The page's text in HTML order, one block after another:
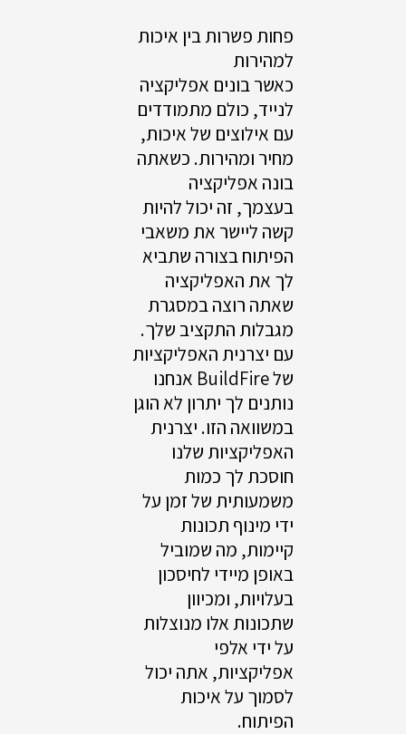
פחות פשרות בין איכות
למהירות
כאשר בונים אפליקציה
לנייד, כולם מתמודדים
עם אילוצים של איכות,
מחיר ומהירות. כשאתה
בונה אפליקציה
בעצמך, זה יכול להיות
קשה ליישר את משאבי
הפיתוח בצורה שתביא
לך את האפליקציה
שאתה רוצה במסגרת
מגבלות התקציב שלך.
עם יצרנית האפליקציות
של BuildFire אנחנו
נותנים לך יתרון לא הוגן
במשוואה הזו. יצרנית
האפליקציות שלנו
חוסכת לך כמות
משמעותית של זמן על
ידי מינוף תכונות
קיימות, מה שמוביל
באופן מיידי לחיסכון
בעלויות, ומכיוון
שתכונות אלו מנוצלות
על ידי אלפי
אפליקציות, אתה יכול
לסמוך על איכות
הפיתוח.